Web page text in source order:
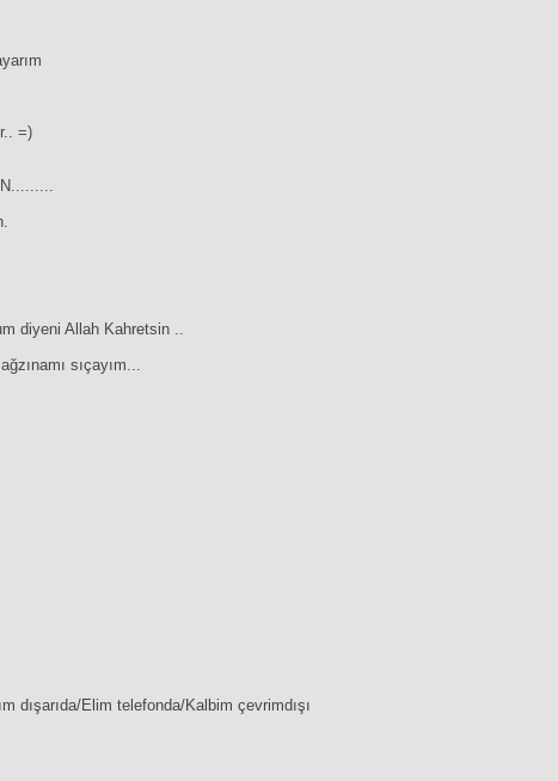
=)
diyeni Allah Kahretsin ..
sıçayım...
dışarıda/Elim telefonda/Kalbim çevrimdışı